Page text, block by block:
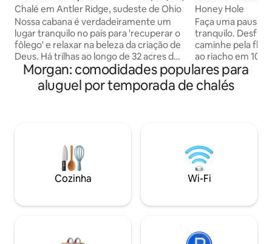
Chalé em Antler Ridge, sudeste de Ohio
Nossa cabana é verdadeiramente um
lugar tranquilo no país para 'recuperar o
fôlego' e relaxar na beleza da criação de
Deus. Há trilhas ao longo de 32 acres de
colinas e bosques onde você pode se
esgueirar para ver veados e outros
animais selvagens. Confortável para
cadeiras, mesa. 2 quartos com camas
queen size, 1 banheiro com chuveiro,
máquina de lavar/secar. Cozinha
completa. TV smart de 55 polegadas,
estimação são bem-vindos. 50
Honey Hole
Faça uma pausa
tranquilo.
caminhe pela
ao riacho em 10
com nosso
cace veados (2
para pendurar
sinuca ou dardos
Exercite sua
cabeças
da cidade com
banheira de
Morgan: comodidades populares para
aluguel por temporada de chalés
Cozinha Wi-Fi